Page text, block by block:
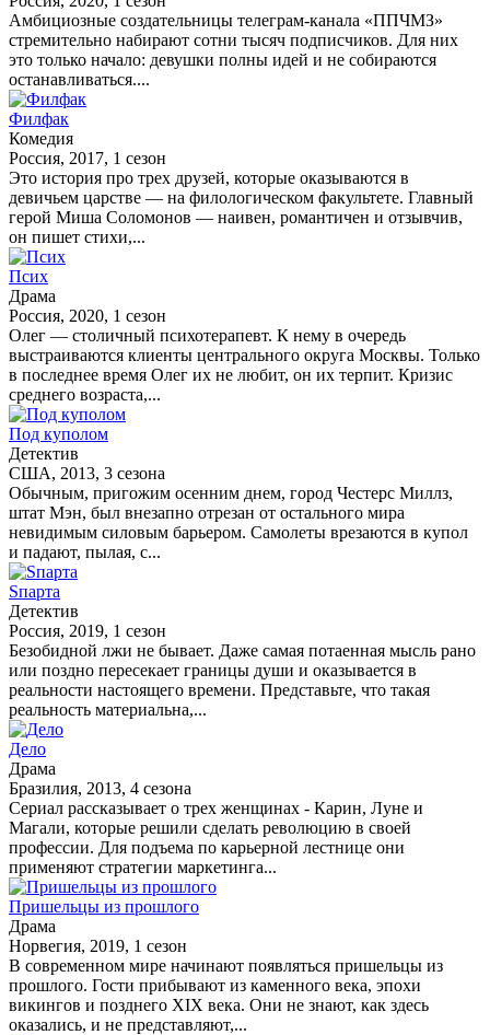
Амбициозные создательницы телеграм-канала «ППЧМЗ»
стремительно набирают сотни тысяч подписчиков. Для них
это только начало: девушки полны идей и не собираются
останавливаться....
Филфак
Комедия
Россия, 2017, 1 сезон
Это история про трех друзей, которые оказываются в
девичьем царстве — на филологическом факультете. Главный
герой Миша Соломонов — наивен, романтичен и отзывчив,
он пишет стихи,...
Псих
Драма
Россия, 2020, 1 сезон
Олег — столичный психотерапевт. К нему в очередь
выстраиваются клиенты центрального округа Москвы. Только
в последнее время Олег их не любит, он их терпит. Кризис
среднего возраста,...
Под куполом
Детектив
США, 2013, 3 сезона
Обычным, пригожим осенним днем, город Честерс Миллз,
штат Мэн, был внезапно отрезан от остального мира
невидимым силовым барьером. Самолеты врезаются в купол
и падают, пылая, с...
Sпарта
Детектив
Россия, 2019, 1 сезон
Безобидной лжи не бывает. Даже самая потаенная мысль рано
или поздно пересекает границы души и оказывается в
реальности настоящего времени. Представьте, что такая
реальность материальна,...
Дело
Драма
Бразилия, 2013, 4 сезона
Сериал рассказывает о трех женщинах - Карин, Луне и
Магали, которые решили сделать революцию в своей
профессии. Для подъема по карьерной лестнице они
применяют стратегии маркетинга...
Пришельцы из прошлого
Драма
Норвегия, 2019, 1 сезон
В современном мире начинают появляться пришельцы из
прошлого. Гости прибывают из каменного века, эпохи
викингов и позднего XIX века. Они не знают, как здесь
оказались, и не представляют,...